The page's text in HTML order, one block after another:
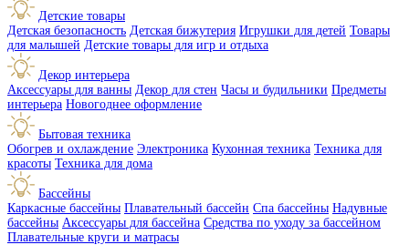
Детские товары
Детская безопасность Детская бижутерия Игрушки для детей Товары
для малышей Детские товары для игр и отдыха
Декор интерьера
Аксессуары для ванны Декор для стен Часы и будильники Предметы
интерьера Новогоднее оформление
Бытовая техника
Обогрев и охлаждение Электроника Кухонная техника Техника для
красоты Техника для дома
Бассейны
Каркасные бассейны Плавательный бассейн Спа бассейны Надувные
бассейны Аксессуары для бассейна Средства по уходу за бассейном
Плавательные круги и матрасы